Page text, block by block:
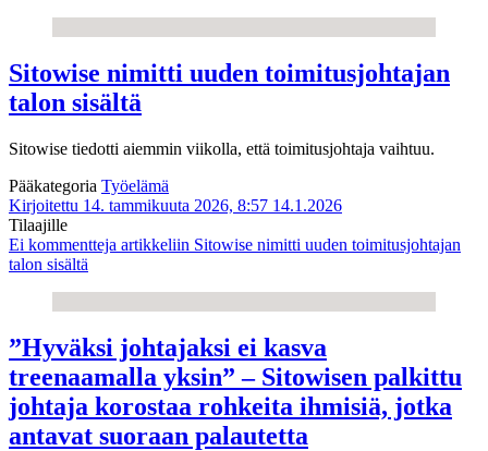
Sitowise nimitti uuden toimitusjohtajan
talon sisältä
Sitowise tiedotti aiemmin viikolla, että toimitusjohtaja vaihtuu.
Pääkategoria Työelämä
Kirjoitettu 14. tammikuuta 2026, 8:57 14.1.2026
Tilaajille
Ei kommentteja artikkeliin Sitowise nimitti uuden toimitusjohtajan
talon sisältä
”Hyväksi johtajaksi ei kasva
treenaamalla yksin” – Sitowisen palkittu
johtaja korostaa rohkeita ihmisiä, jotka
antavat suoraan palautetta